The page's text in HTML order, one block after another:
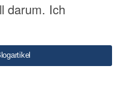
darum. Ich